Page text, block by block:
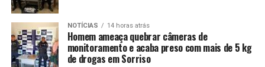
NOTÍCIAS 14 horas atrás
Homem ameaça quebrar câmeras de
monitoramento e acaba preso com mais de 5 kg
de drogas em Sorriso